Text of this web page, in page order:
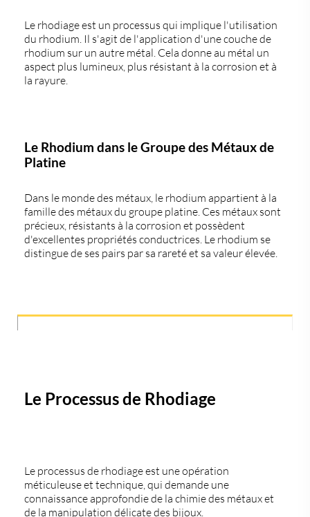
Le rhodiageest un processus qui implique l'utilisation
du rhodium. Il s'agit de l'application d'une couche de
rhodium sur un autre métal. Cela donne au métal un
aspect plus lumineux, plus résistant à la corrosion et à
la rayure.
Le Rhodium dans le Groupe des Métaux de
Platine
Dans le monde des métaux, le rhodium appartient à la
famille des métaux du groupe platine . Ces métaux sont
précieux, résistants à la corrosion et possèdent
d'excellentes propriétés conductrices. Le rhodium se
distingue de ses pairs par sa rareté et sa valeur élevée.
Le Processus de Rhodiage
Le processus de rhodiage est une opération
méticuleuse et technique, qui demande une
connaissance approfondie de la chimie des métaux et
de la manipulation délicate des bijoux.